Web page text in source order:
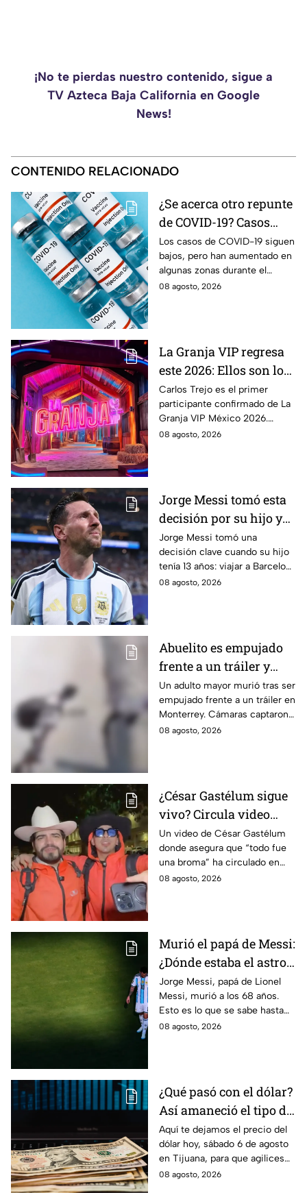
¡No te pierdas nuestro contenido, sigue a
TV Azteca Baja California en Google
News!
CONTENIDO RELACIONADO
¿Se acerca otro repunte
de COVID-19? Casos
aumentan en estas
zonas
Los casos de COVID-19 siguen
bajos, pero han aumentado en
algunas zonas durante el
verano. Conoce qué estados
08 agosto, 2026
La Granja VIP regresa
este 2026: Ellos son los
famosos confirmados
hasta ahora
Carlos Trejo es el primer
participante confirmado de La
Granja VIP México 2026.
Conoce quiénes más se
08 agosto, 2026
Jorge Messi tomó esta
decisión por su hijo y
terminó cambiando la
historia del fútbol
Jorge Messi tomó una
decisión clave cuando su hijo
tenía 13 años: viajar a Barcelona
para buscar oportunidades
08 agosto, 2026
Abuelito es empujado
frente a un tráiler y
muere atropellado; el
agresor escapó |
IMÁGENES SENSIBLES
Un adulto mayor murió tras ser
empujado frente a un tráiler en
Monterrey. Cámaras captaron
el momento y autoridades
08 agosto, 2026
¿César Gastélum sigue
vivo? Circula video
donde afirma que “todo
fue una broma”
Un video de César Gastélum
donde asegura que “todo fue
una broma” ha circulado en
redes sociales tras su muerte
08 agosto, 2026
Murió el papá de Messi:
¿Dónde estaba el astro
argentino al conocer la
noticia?
Jorge Messi, papá de Lionel
Messi, murió a los 68 años.
Esto es lo que se sabe hasta
ahora sobre su fallecimiento y
08 agosto, 2026
¿Qué pasó con el dólar?
Así amaneció el tipo de
cambio hoy sábado 8 de
agosto en Tijuana
Aquí te dejamos el precio del
dólar hoy, sábado 6 de agosto
en Tijuana, para que agilices
tus cambios, compras y
08 agosto, 2026